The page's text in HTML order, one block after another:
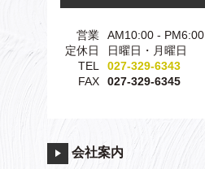
営業
AM10:00 - PM6:00
定休日
日曜日・月曜日
TEL
027-329-6343
FAX
027-329-6345
会社案内